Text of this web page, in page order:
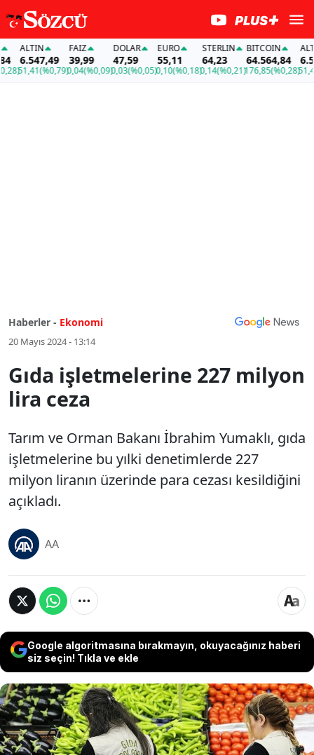
ALTIN
6.547,49
51,41(%0,79)
FAİZ
39,99
0,04(%0,09)
DOLAR
47,59
0,03(%0,05)
EURO
55,11
0,10(%0,18)
STERLIN
64,23
0,14(%0,21)
BITCOIN
64.564,84
176,85(%0,28)
ALTIN
51,41
Haberler - Ekonomi
20 Mayıs 2024 - 13:14
Gıda işletmelerine 227 milyon
lira ceza
Tarım ve Orman Bakanı İbrahim Yumaklı, gıda
işletmelerine bu yılki denetimlerde 227
milyon liranın üzerinde para cezası kesildiğini
açıkladı.
AA
Google algoritmasına bırakmayın, okuyacağınız haberi
siz seçin! Tıkla ve ekle
Tarım ve Orman Bakanı İbrahim Yumaklı,